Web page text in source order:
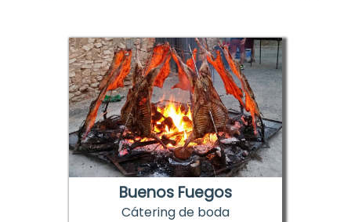
Buenos Fuegos
Cátering de boda